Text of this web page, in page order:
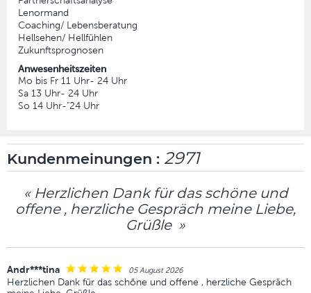
Lenormand
Coaching/ Lebensberatung
Hellsehen/ Hellfühlen
Zukunftsprognosen
Anwesenheitszeiten
Mo bis Fr 11 Uhr- 24 Uhr
Sa 13 Uhr- 24 Uhr
So 14 Uhr-"24 Uhr
Kundenmeinungen : 2971
« Herzlichen Dank für das schöne und
offene , herzliche Gespräch meine Liebe,
Grüßle »
Andr***tina 05 August 2026
Herzlichen Dank für das schöne und offene , herzliche Gespräch